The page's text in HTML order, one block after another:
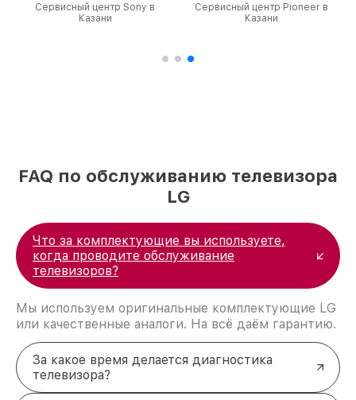
Сервисный центр Sony в
Казани
Сервисный центр Pioneer в
Казани
FAQ по обслуживанию телевизора
LG
Что за комплектующие вы используете,
когда проводите обслуживание
телевизоров?
Мы используем оригинальные комплектующие LG
или качественные аналоги. На всё даём гарантию.
За какое время делается диагностика
телевизора?